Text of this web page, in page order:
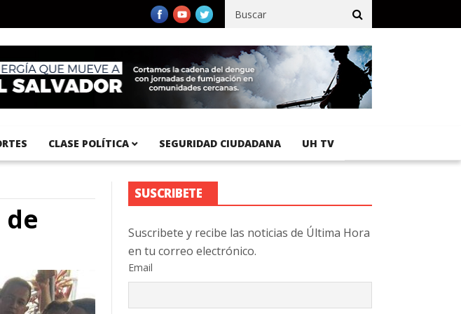
Internacional del Pacífico registra 92 % de avance en obras de terracería
CLASE POLÍTICA SEGURIDAD CIUDADANA UH TV
SUSCRIBETE
Suscribete y recibe las noticias de Última Hora
en tu correo electrónico.
Email